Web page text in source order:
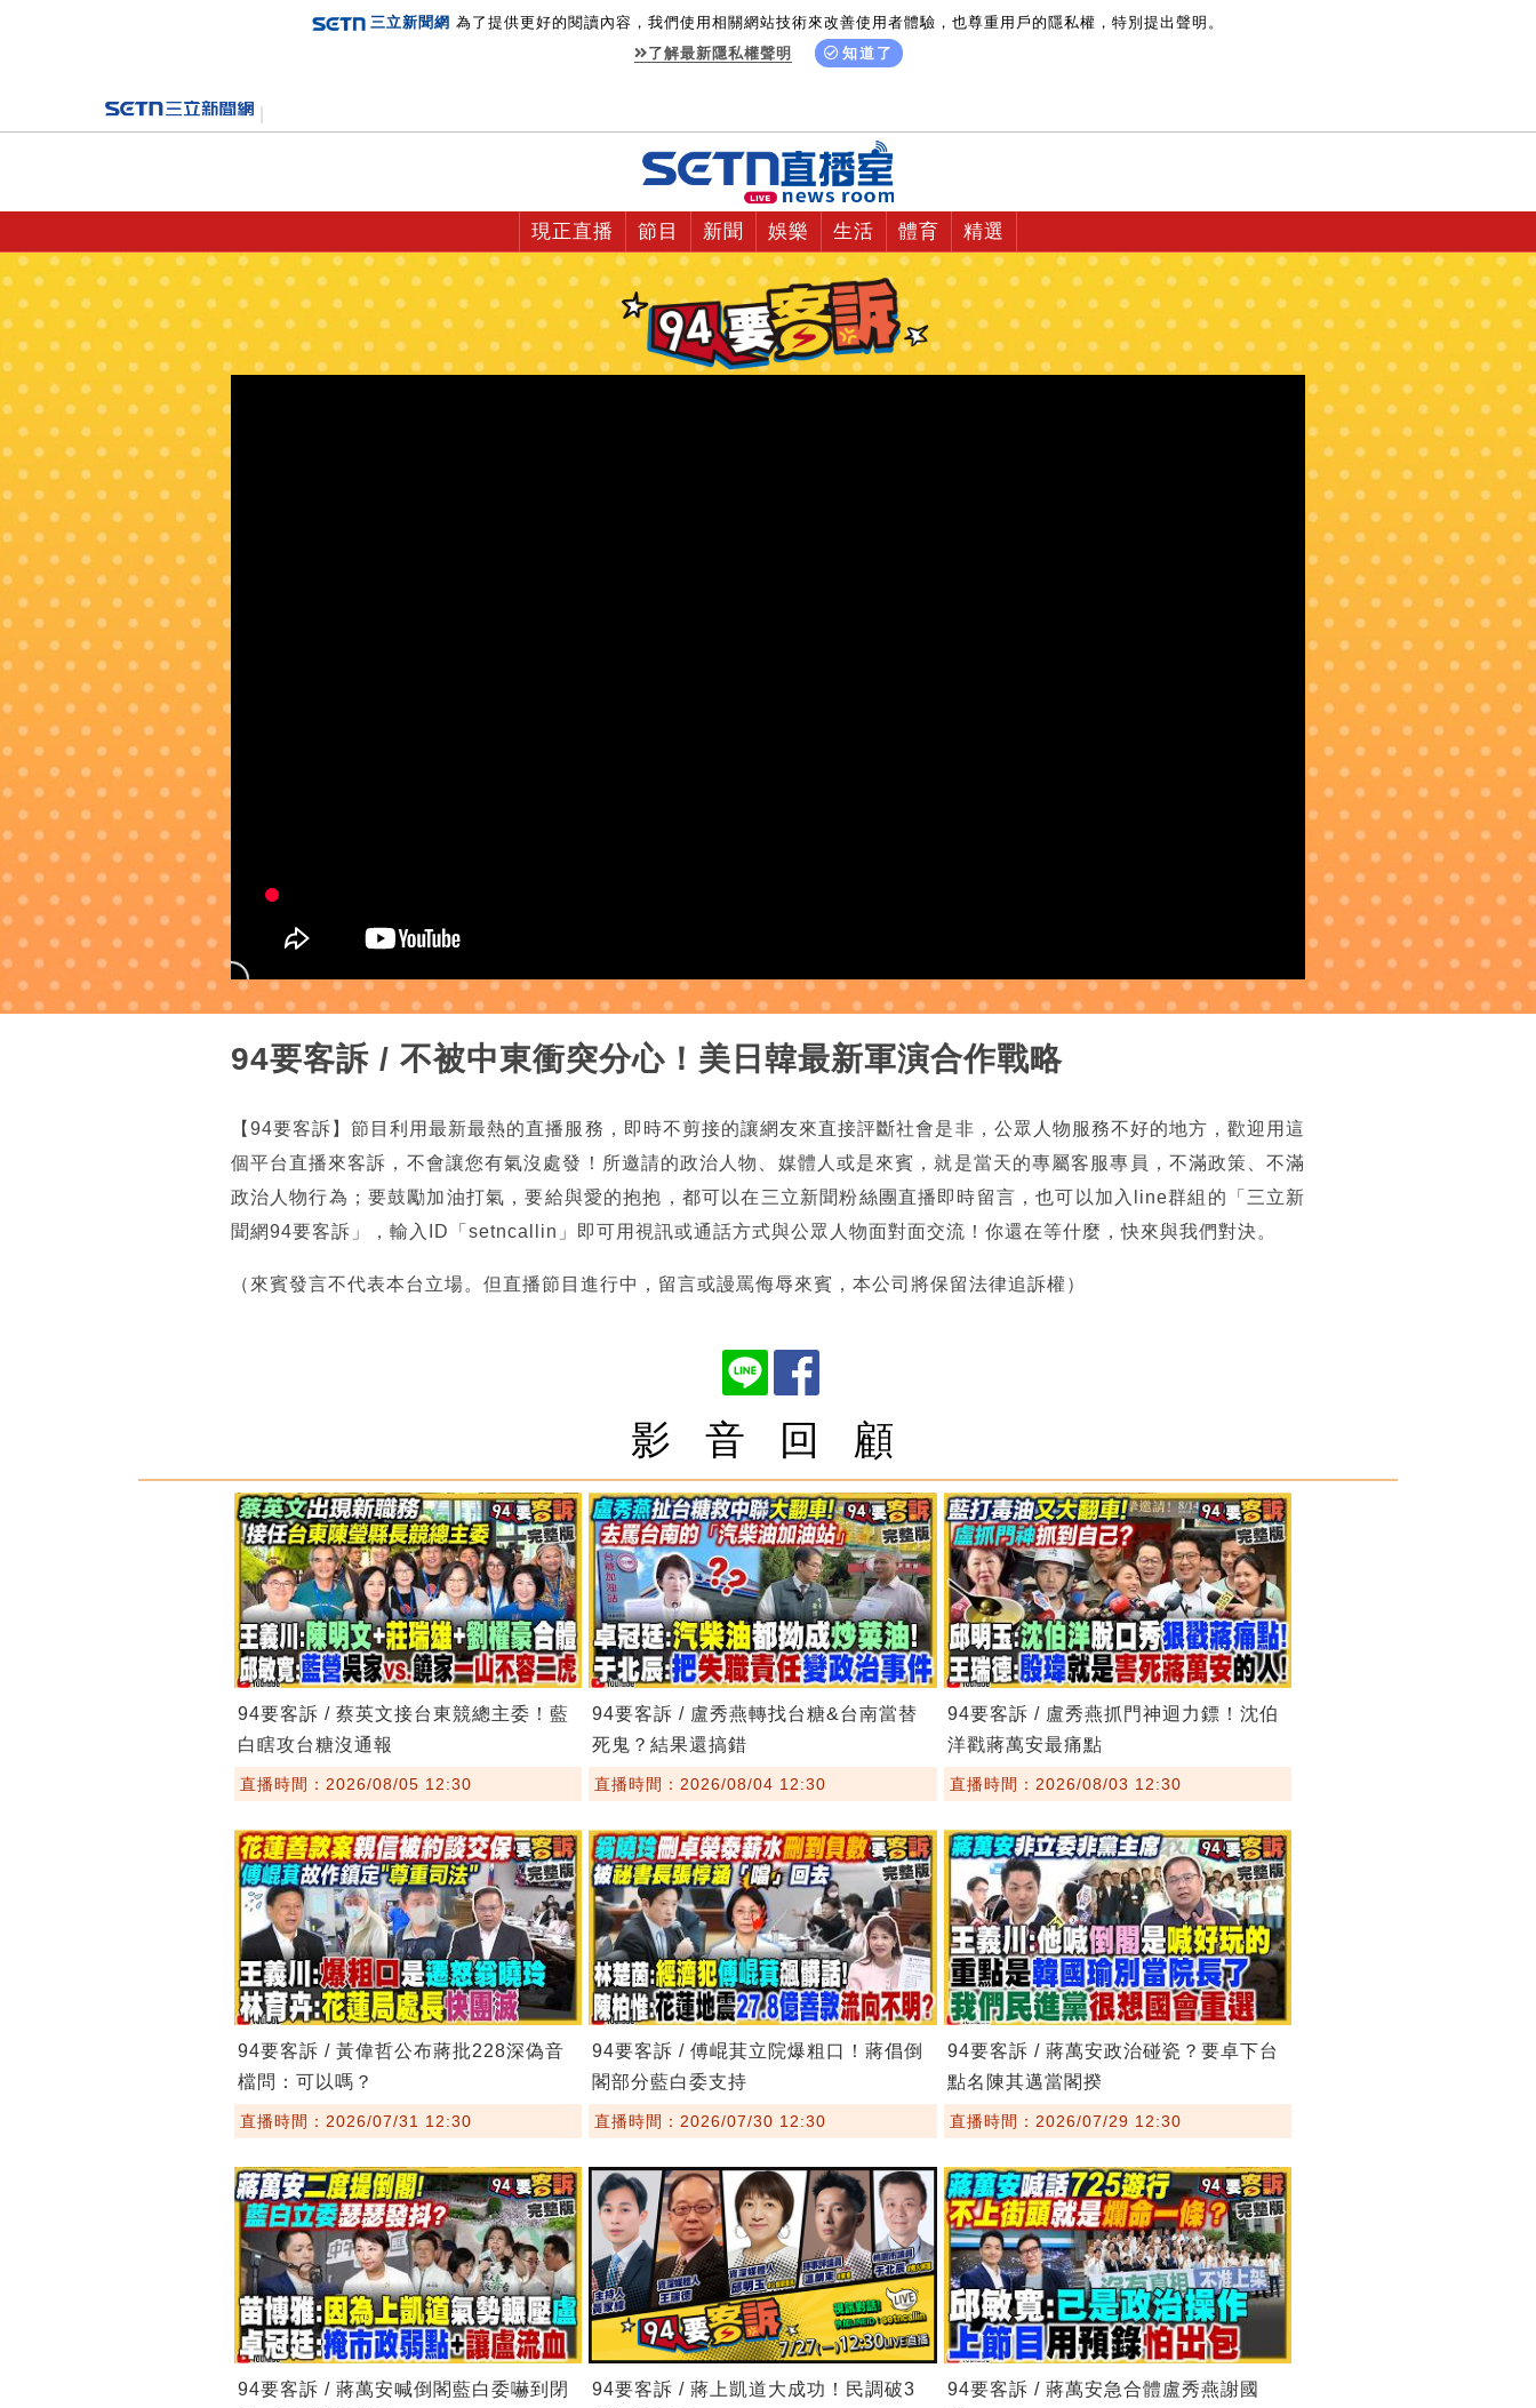
三立新聞網 為了提供更好的閱讀內容，我們使用相關網站技術來改善使用者體驗，也尊重用戶的隱私權，特別提出聲明。
了解最新隱私權聲明
知道了
現正直播 節目 新聞 娛樂 生活 體育 精選
94要客訴 / 不被中東衝突分心！美日韓最新軍演合作戰略
【94要客訴】節目利用最新最熱的直播服務，即時不剪接的讓網友來直接評斷社會是非，公眾人物服務不好的地方，歡迎用這
個平台直播來客訴，不會讓您有氣沒處發！所邀請的政治人物、媒體人或是來賓，就是當天的專屬客服專員，不滿政策、不滿
政治人物行為；要鼓勵加油打氣，要給與愛的抱抱，都可以在三立新聞粉絲團直播即時留言，也可以加入line群組的「三立新
聞網94要客訴」，輸入ID「setncallin」即可用視訊或通話方式與公眾人物面對面交流！你還在等什麼，快來與我們對決。
（來賓發言不代表本台立場。但直播節目進行中，留言或謾罵侮辱來賓，本公司將保留法律追訴權）
影 音 回 顧
94要客訴 / 蔡英文接台東競總主委！藍
白瞎攻台糖沒通報
直播時間：2026/08/05 12:30
94要客訴 / 盧秀燕轉找台糖&台南當替
死鬼？結果還搞錯
直播時間：2026/08/04 12:30
94要客訴 / 盧秀燕抓門神迴力鏢！沈伯
洋戳蔣萬安最痛點
直播時間：2026/08/03 12:30
94要客訴 / 黃偉哲公布蔣批228深偽音
檔問：可以嗎？
直播時間：2026/07/31 12:30
94要客訴 / 傅崐萁立院爆粗口！蔣倡倒
閣部分藍白委支持
直播時間：2026/07/30 12:30
94要客訴 / 蔣萬安政治碰瓷？要卓下台
點名陳其邁當閣揆
直播時間：2026/07/29 12:30
94要客訴 / 蔣萬安喊倒閣藍白委嚇到閉
94要客訴 / 蔣上凱道大成功！民調破3
94要客訴 / 蔣萬安急合體盧秀燕謝國